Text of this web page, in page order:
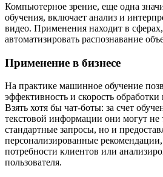
Компьютерное зрение, еще одна
обучения, включает анализ и
видео. Применения находит в
автоматизировать распознавание
Применение в бизнесе
На практике машинное обучение
эффективность и скорость
Взять хотя бы чат-боты: за счет
текстовой информации они могут не
стандартные запросы, но и
персонализированные
потребности клиентов или
пользователя.